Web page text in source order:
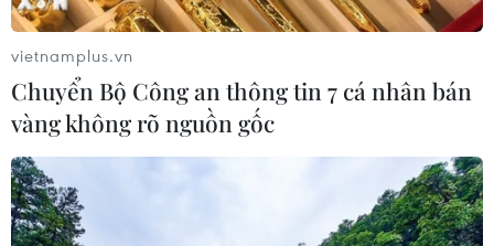
vietnamplus.vn
Chuyển Bộ Công an thông tin 7 cá nhân bán
vàng không rõ nguồn gốc